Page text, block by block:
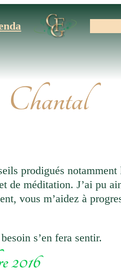
Chantal
prodigués
de méditation. J’ai pu
vous m’aidez à
s’en fera sentir.
2016